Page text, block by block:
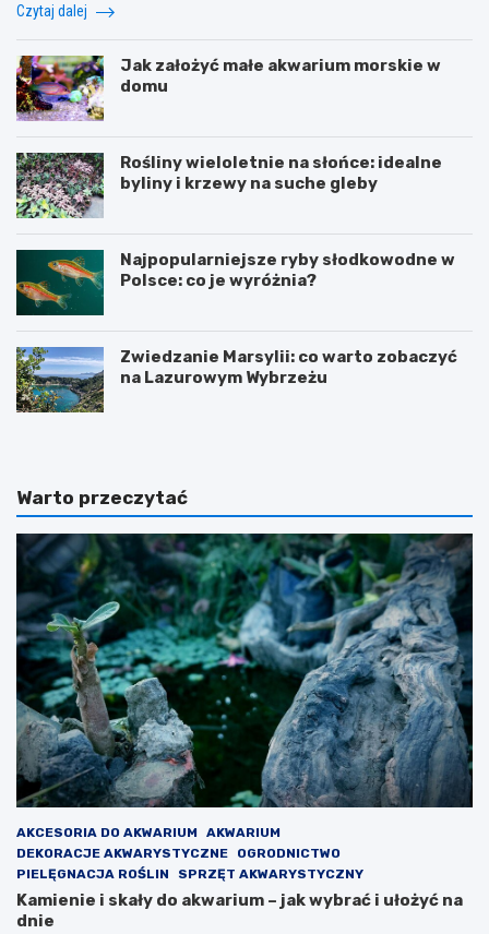
Czytaj dalej
Jak założyć małe akwarium morskie w
domu
Rośliny wieloletnie na słońce: idealne
byliny i krzewy na suche gleby
Najpopularniejsze ryby słodkowodne w
Polsce: co je wyróżnia?
Zwiedzanie Marsylii: co warto zobaczyć
na Lazurowym Wybrzeżu
Warto przeczytać
AKCESORIA DO AKWARIUM
AKWARIUM
DEKORACJE AKWARYSTYCZNE
OGRODNICTWO
PIELĘGNACJA ROŚLIN
SPRZĘT AKWARYSTYCZNY
Kamienie i skały do akwarium – jak wybrać i ułożyć na
dnie